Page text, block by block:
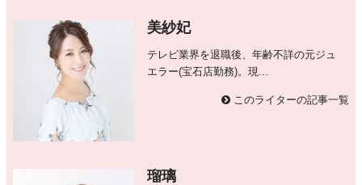
美紗妃
テレビ業界を退職後、年齢不詳の元ジュ
エラー(宝石店勤務)。現...
このライターの記事一覧
瑠璃